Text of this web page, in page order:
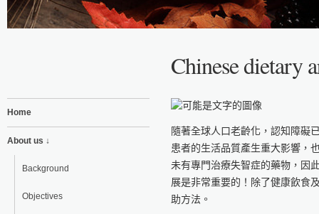
Chinese dietary
Home
About us ↓
Background
Objectives
隨著全球人口老齡化，認知障礙
患者的生活品質產生重大影響，
未有專門治療失智症的藥物，因
展是非常重要的！除了健康飲食
助方法。